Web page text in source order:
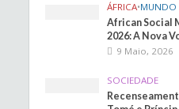
ÁFRICA•MUNDO
African Social
2026: A Nova
9 Maio, 2026
SOCIEDADE